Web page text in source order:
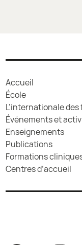
Accueil
École
L’internationale
Événements et
Enseignements
Publications
Formations
Centres d’accueil